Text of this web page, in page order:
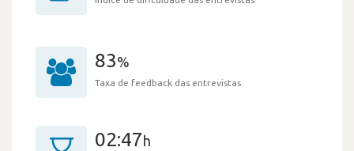
83%
Taxa de feedback das entrevistas
02:47h